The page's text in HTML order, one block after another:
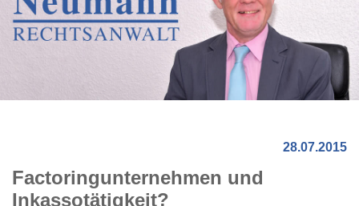
28.07.2015
Factoringunternehmen und
Inkassotätigkeit?